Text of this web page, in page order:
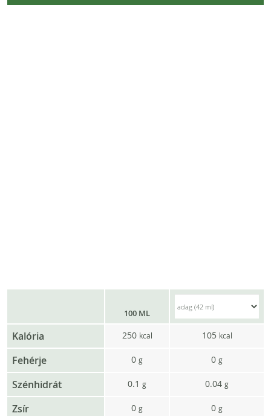
100 ML
Kalória 250 kcal 105 kcal
Fehérje 0 g 0 g
Szénhidrát 0.1 g 0.04 g
Zsír 0 g 0 g